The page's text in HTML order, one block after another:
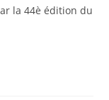
la 44è édition du